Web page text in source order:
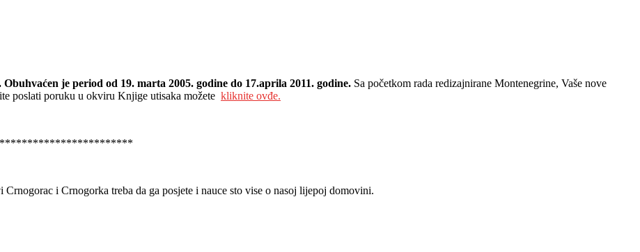
je period od 19. marta 2005. godine do 17.aprila 2011. godine. Sa početkom rada redizajnirane Montenegrine, Vaše nove
poslati poruku u okviru Knjige utisaka možete kliknite ovđe.
i Crnogorka treba da ga posjete i nauce sto vise o nasoj lijepoj domovini.